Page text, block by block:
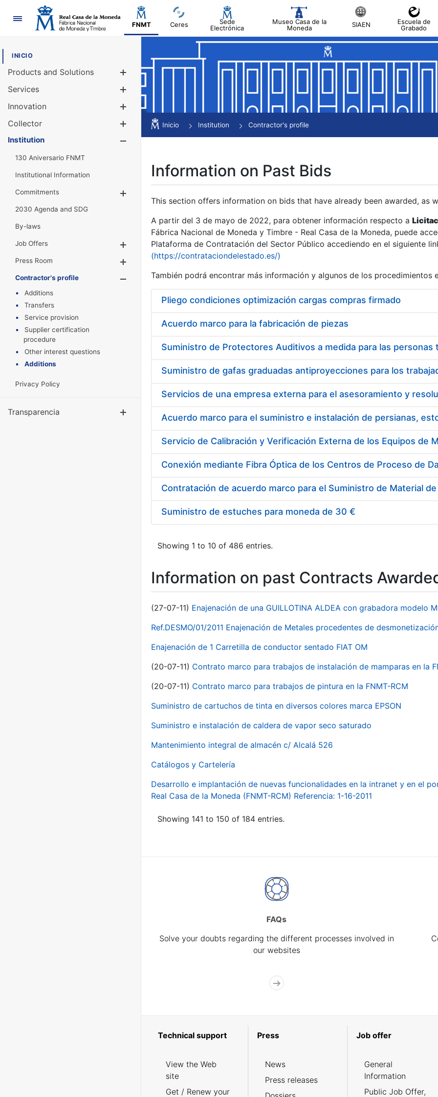
Navigation
FNMT Ceres
Sede
Electrónica
Museo Casa de la
Moneda
SIAEN
Escuela de
Grabado
INICIO
Products and Solutions
Services
Innovation
Collector
Show/Hide
Institution
130 Aniversario FNMT
Institutional Information
Commitments
2030 Agenda and SDG
By-laws
Job Offers
Show/Hide
Press Room
Show/Hide
Contractor's profile
Show/Hide
Additions
Transfers
Service provision
Supplier certification
procedure
Other interest questions
Additions
Privacy Policy
Transparencia Show/Hide
Inicio Institution Contractor's profile
Information on Past Bids
This section offers information on bids that have already been awarded, as
A partir del 3 de mayo de 2022, para obtener información respecto a
Fábrica Nacional de Moneda y Timbre - Real Casa de la Moneda, puede
Plataforma de Contratación del Sector Público accediendo en el siguiente
(https://contrataciondelestado.es/)
También podrá encontrar más información y algunos de los procedimientos
Pliego condiciones optimización cargas compras firmado
Acuerdo marco para la fabricación de piezas
Acuerdo marco para el suministro e instalación de persianas,
Suministro de estuches para moneda de 30 €
Showing 1 to 10 of 486 entries.
Information on past Contracts
(27-07-11) Enajenación de una GUILLOTINA ALDEA con grabadora modelo
Ref.DESMO/01/2011 Enajenación de Metales procedentes de
Enajenación de 1 Carretilla de conductor sentado FIAT OM
(20-07-11) Contrato marco para trabajos de instalación de mamparas en la
(20-07-11) Contrato marco para trabajos de pintura en la FNMT-RCM
Suministro de cartuchos de tinta en diversos colores marca EPSON
Suministro e instalación de caldera de vapor seco saturado
Mantenimiento integral de almacén c/ Alcalá 526
Catálogos y Cartelería
Desarrollo e implantación de nuevas funcionalidades en la intranet y en el
Real Casa de la Moneda (FNMT-RCM) Referencia: 1-16-2011
Showing 141 to 150 of 184 entries.
FAQs
Solve your doubts regarding the different processes involved in
our websites
Technical support
View the Web
site
Get / Renew your
Press
News
Press releases
Job offer
General
Information
Public Job Offer,